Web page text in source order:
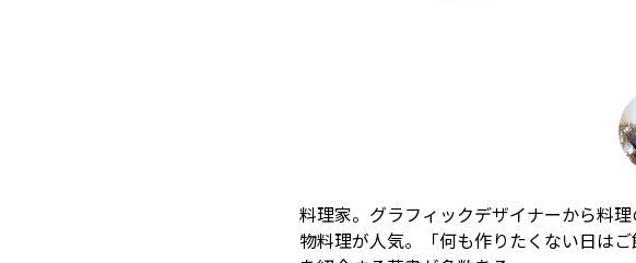
料理家。グラフィックデザイナーから料
物料理が人気。「何も作りたくない日は